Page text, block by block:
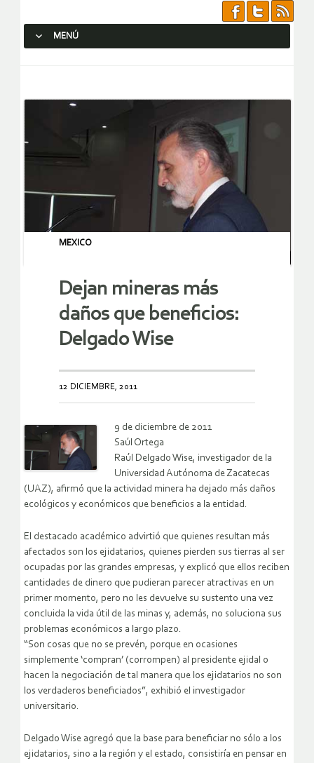
MENÚ
MEXICO
Dejan mineras más
daños que beneficios:
Delgado Wise
12 DICIEMBRE, 2011
9 de diciembre de 2011
Saúl Ortega
Raúl Delgado Wise, investigador de la
Universidad Autónoma de Zacatecas
(UAZ), afirmó que la actividad minera ha dejado más daños
ecológicos y económicos que beneficios a la entidad.
El destacado académico advirtió que quienes resultan más
afectados son los ejidatarios, quienes pierden sus tierras al ser
ocupadas por las grandes empresas, y explicó que ellos reciben
cantidades de dinero que pudieran parecer atractivas en un
primer momento, pero no les devuelve su sustento una vez
concluida la vida útil de las minas y, además, no soluciona sus
problemas económicos a largo plazo.
“Son cosas que no se prevén, porque en ocasiones
simplemente ‘compran’ (corrompen) al presidente ejidal o
hacen la negociación de tal manera que los ejidatarios no son
los verdaderos beneficiados”, exhibió el investigador
universitario.
Delgado Wise agregó que la base para beneficiar no sólo a los
ejidatarios, sino a la región y el estado, consistiría en pensar en